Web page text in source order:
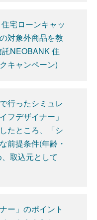
宅ローンキャッ
対象外商品を教
NEOBANK 住
キャンペーン)
行ったシミュレ
フデザイナー」
たところ、「シ
前提条件(年齢・
取込元として
ー」のポイント